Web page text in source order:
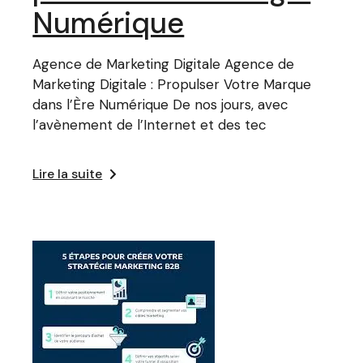
Numérique
Agence de Marketing Digitale Agence de
Marketing Digitale : Propulser Votre Marque
dans l’Ère Numérique De nos jours, avec
l’avènement de l’Internet et des tec
Lire la suite